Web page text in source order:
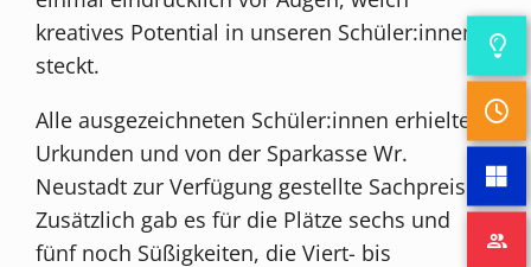
kreatives Potential in unseren Schüler:innen
steckt.
Alle ausgezeichneten Schüler:innen erhielten
Urkunden und von der Sparkasse Wr.
Neustadt zur Verfügung gestellte Sachpreise.
Zusätzlich gab es für die Plätze sechs und
fünf noch Süßigkeiten, die Viert- bis